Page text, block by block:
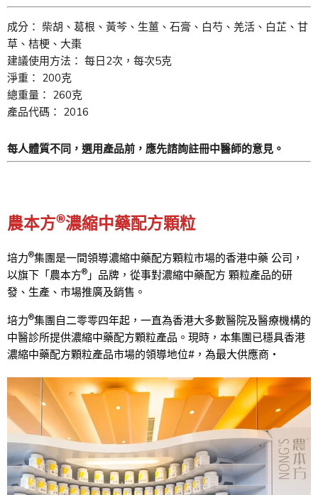
成分： 柴胡、葛根、黃芩、生薑、石膏、白芍、羌活、白芷、甘
草、桔梗、大棗
建議使用方法： 每日2次，每次5克
淨重： 200克
總重量： 260克
產品代碼： 2016
每人體質不同，選用產品前，應先諮詢註冊中醫師的意見。
農本方®濃縮中藥配方顆粒
培力®集團是一間領導濃縮中藥配方顆粒市場的香港中藥 公司，
以旗下「農本方® 」品牌，從事對濃縮中藥配方 顆粒產品的研
發、生產、市場推廣及銷售。
培力®集團自二零零四年起，一直為香港大多數醫院及醫療機構的
中醫診所提供濃縮中藥配方顆粒產品。現時，本集團已穩具香港
濃縮中藥配方顆粒產品市場的領導地位#，為最大供應商‧